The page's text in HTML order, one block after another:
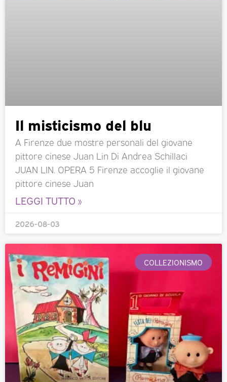
Il misticismo del blu
A Firenze due mostre personali del giovane
pittore cinese Juan Lin Di Andrea Schillaci
JUAN LIN. OPERA 5 Firenze accoglie il giovane
pittore cinese Juan
LEGGI TUTTO »
2026-08-03
COLLEZIONISMO